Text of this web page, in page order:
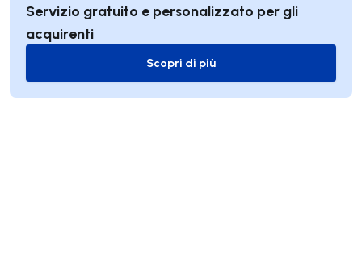
Servizio gratuito e personalizzato per gli
acquirenti
Scopri di più
Scopri di più